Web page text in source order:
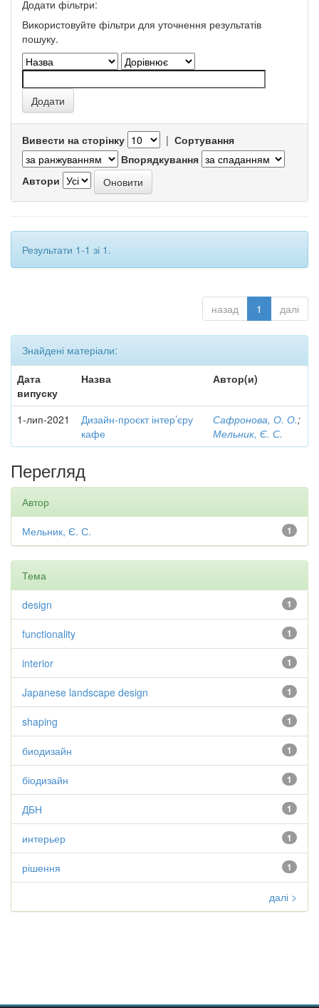
Додати фільтри:
Використовуйте фільтри для уточнення результатів
пошуку.
Вивести на сторінку | Сортування
Впорядкування
Автори
Результати 1-1 зі 1.
назад 1 далі
Знайдені матеріали:
Дата
випуску
Назва Автор(и)
1-лип-2021
Дизайн-проєкт інтер’єру
кафе
Сафронова, О. О.;
Мельник, Є. С.
Перегляд
Автор
1
Мельник, Є. С.
Тема
1
design
1
functionality
1
interior
1
Japanese landscape design
1
shaping
1
биодизайн
1
біодизайн
1
ДБН
1
интерьер
1
рішення
далі >